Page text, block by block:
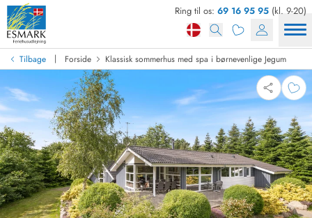
Ring til os: 69 16 95 95 (kl. 9-20)
Tilbage | Forside Klassisk sommerhus med spa i børnevenlige Jegum